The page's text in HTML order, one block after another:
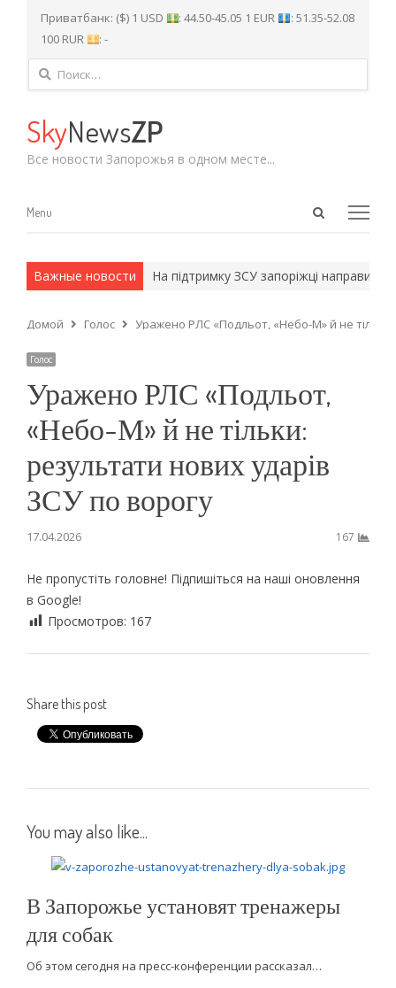
Приватбанк: ($) 1 USD : 44.50-45.05 1 EUR
: 51.35-52.08
100 RUR
: -
Найти:
SkyNewsZP
Все новости Запорожья в одном месте...
Open
Menu
Menu
Важные новости
армейские методы. На підтримку ЗСУ запоріжці направили
Домой Голос Уражено РЛС «Подльот, «Небо-М» й не
Голос
Уражено РЛС «Подльот,
«Небо-М» й не тільки:
результати нових ударів
ЗСУ по ворогу
17.04.2026 167
Не пропустіть головне! Підпишіться на наші оновлення
в Google!
Просмотров: 167
Share this post
You may also like...
В Запорожье установят тренажеры
для собак
Об этом сегодня на пресс-конференции рассказал…